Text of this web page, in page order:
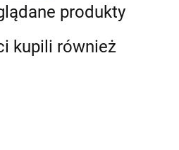
produkty
kupili również